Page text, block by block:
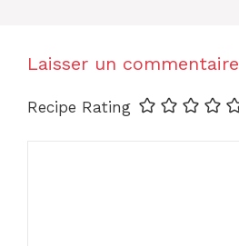
Laisser un commentaire
Recipe Rating